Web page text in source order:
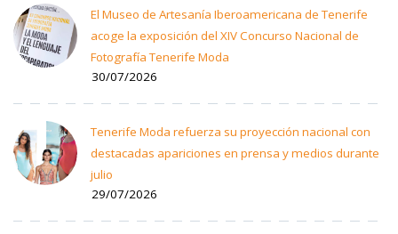
El Museo de Artesanía Iberoamericana de Tenerife
acoge la exposición del XIV Concurso Nacional de
Fotografía Tenerife Moda
30/07/2026
Tenerife Moda refuerza su proyección nacional con
destacadas apariciones en prensa y medios durante
julio
29/07/2026